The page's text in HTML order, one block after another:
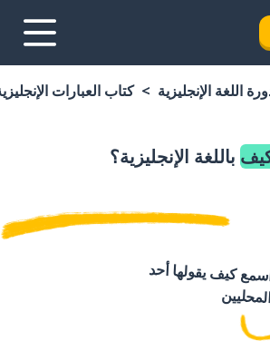
اللغة الإنجليزية كتاب العبارات
باللغة الإنجليزية؟
كيف يقولها أحد